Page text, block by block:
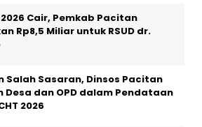
2026 Cair, Pemkab Pacitan
Rp8,5 Miliar untuk RSUD dr.
Salah Sasaran, Dinsos Pacitan
Desa dan OPD dalam Pendataan
2026